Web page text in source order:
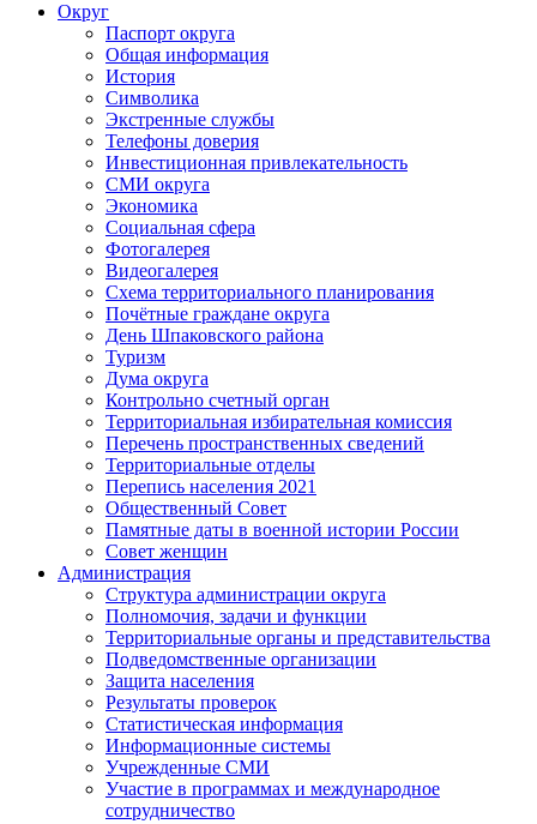
Округ
Паспорт округа
Общая информация
История
Символика
Экстренные службы
Телефоны доверия
Инвестиционная привлекательность
СМИ округа
Экономика
Социальная сфера
Фотогалерея
Видеогалерея
Схема территориального планирования
Почётные граждане округа
День Шпаковского района
Туризм
Дума округа
Контрольно счетный орган
Территориальная избирательная комиссия
Перечень пространственных сведений
Территориальные отделы
Перепись населения 2021
Общественный Совет
Памятные даты в военной истории России
Совет женщин
Администрация
Структура администрации округа
Полномочия, задачи и функции
Территориальные органы и представительства
Подведомственные организации
Защита населения
Результаты проверок
Статистическая информация
Информационные системы
Учрежденные СМИ
Участие в программах и международное
сотрудничество